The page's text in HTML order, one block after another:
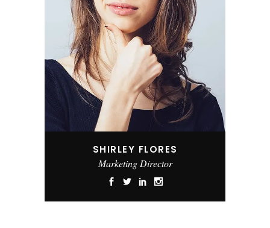
SHIRLEY FLORES
Marketing Director